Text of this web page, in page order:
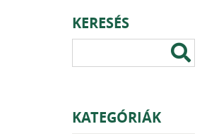
KERESÉS
KATEGÓRIÁK